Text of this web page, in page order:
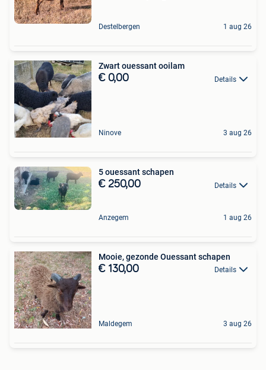
Destelbergen 1 aug 26
Zwart ouessant ooilam
€ 0,00 Details
Ninove 3 aug 26
5 ouessant schapen
€ 250,00 Details
Anzegem 1 aug 26
Mooie, gezonde Ouessant schapen
€ 130,00 Details
Maldegem 3 aug 26